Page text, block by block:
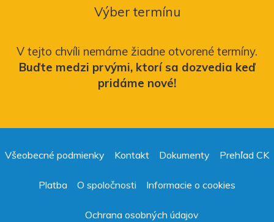
Výber termínu
V tejto chvíli nemáme žiadne otvorené termíny.
Buďte medzi prvými, ktorí sa dozvedia keď
pridáme nové!
Všeobecné podmienky Kontakt Dokumenty Prehľad CK
Platba O spoločnosti Informacie o cookies
Ochrana osobných údajov